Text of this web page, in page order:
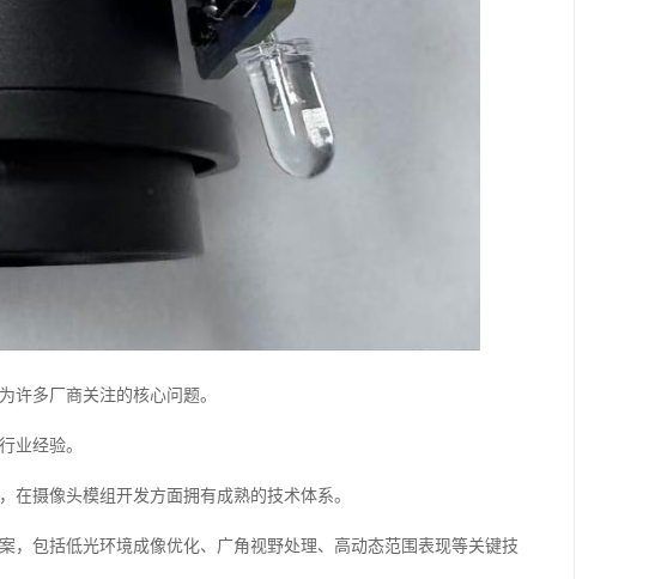
许多厂商关注的核心问题。
业经验。
在摄像头模组开发方面拥有成熟的技术体系。
包括低光环境成像优化、广角视野处理、高动态范围表现等关键技